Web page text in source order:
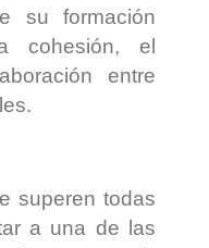
su formación
cohesión, el
entre
superen todas
a una de las